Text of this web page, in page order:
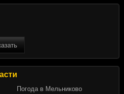
Погода в Мельниково